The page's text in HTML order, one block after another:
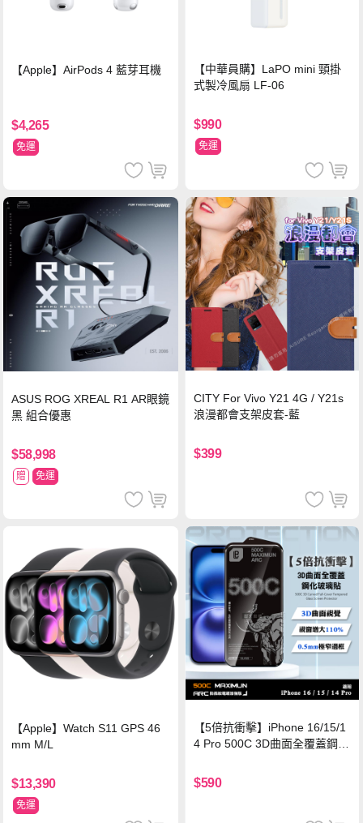
【Apple】AirPods 4 藍芽耳機
$4,265
免運
【中華員購】LaPO mini 頸掛
式製冷風扇 LF-06
$990
免運
ASUS ROG XREAL R1 AR眼鏡
黑 組合優惠
$58,998
贈 免運
CITY For Vivo Y21 4G / Y21s
浪漫都會支架皮套-藍
$399
【Apple】Watch S11 GPS 46
mm M/L
$13,390
免運
【5倍抗衝擊】iPhone 16/15/1
4 Pro 500C 3D曲面全覆蓋鋼化
保護貼
$590